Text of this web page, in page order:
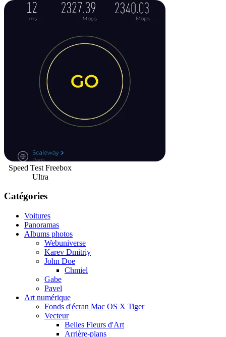
Speed Test Freebox
Ultra
Catégories
Voitures
Panoramas
Albums photos
Webuniverse
Karev Dmitriy
John Doe
Chmiel
Gabe
Pavel
Art numérique
Fonds d'écran Mac OS X Tiger
Vecteur
Belles Fleurs d'Art
Arrière-plans